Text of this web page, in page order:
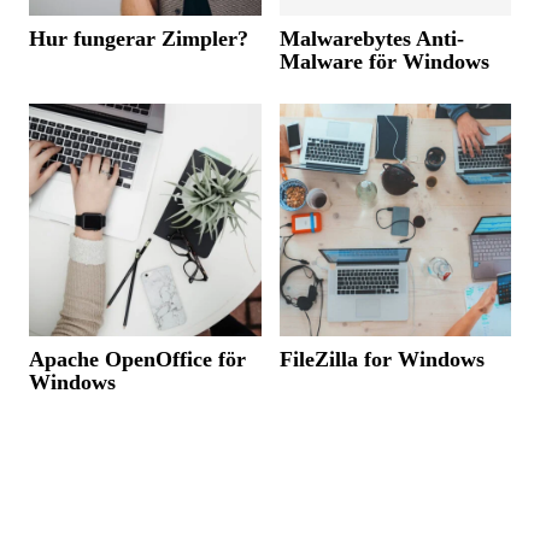
Hur fungerar Zimpler?
Malwarebytes Anti-
Malware för Windows
Apache OpenOffice för
Windows
FileZilla for Windows